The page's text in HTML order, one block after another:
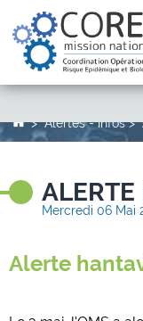
Alertes - infos
Mercredi 06 Mai
Alerte